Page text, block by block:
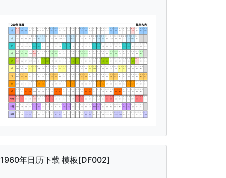
1960年日历下载 模板[DF002]